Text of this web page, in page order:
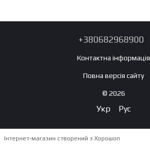
+380682968900
Контактна інформація
Повна версія сайту
© 2026
Укр Рус
Інтернет-магазин створений з Хорошоп